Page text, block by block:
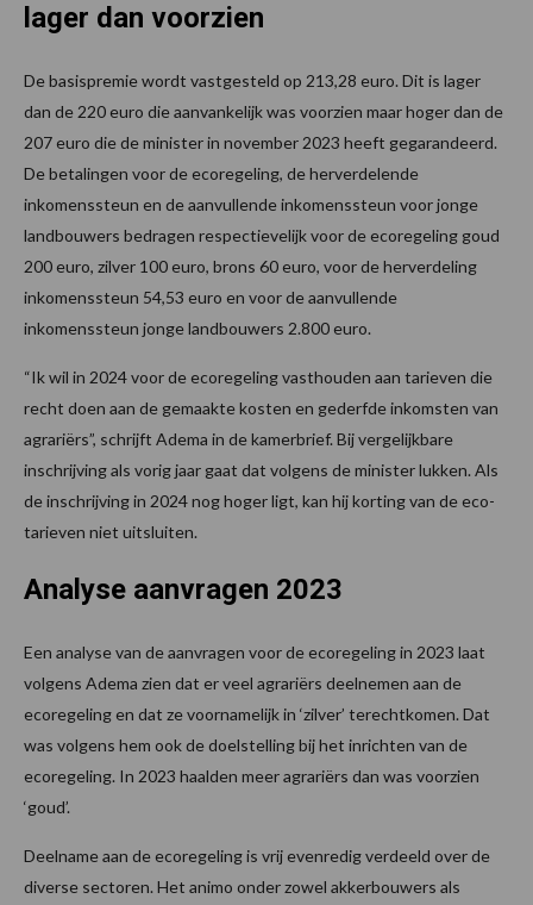
lager dan voorzien
De basispremie wordt vastgesteld op 213,28 euro. Dit is lager
dan de 220 euro die aanvankelijk was voorzien maar hoger dan de
207 euro die de minister in november 2023 heeft gegarandeerd.
De betalingen voor de ecoregeling, de herverdelende
inkomenssteun en de aanvullende inkomenssteun voor jonge
landbouwers bedragen respectievelijk voor de ecoregeling goud
200 euro, zilver 100 euro, brons 60 euro, voor de herverdeling
inkomenssteun 54,53 euro en voor de aanvullende
inkomenssteun jonge landbouwers 2.800 euro.
“Ik wil in 2024 voor de ecoregeling vasthouden aan tarieven die
recht doen aan de gemaakte kosten en gederfde inkomsten van
agrariërs”, schrijft Adema in de kamerbrief. Bij vergelijkbare
inschrijving als vorig jaar gaat dat volgens de minister lukken. Als
de inschrijving in 2024 nog hoger ligt, kan hij korting van de eco-
tarieven niet uitsluiten.
Analyse aanvragen 2023
Een analyse van de aanvragen voor de ecoregeling in 2023 laat
volgens Adema zien dat er veel agrariërs deelnemen aan de
ecoregeling en dat ze voornamelijk in ‘zilver’ terechtkomen. Dat
was volgens hem ook de doelstelling bij het inrichten van de
ecoregeling. In 2023 haalden meer agrariërs dan was voorzien
‘goud’.
Deelname aan de ecoregeling is vrij evenredig verdeeld over de
diverse sectoren. Het animo onder zowel akkerbouwers als